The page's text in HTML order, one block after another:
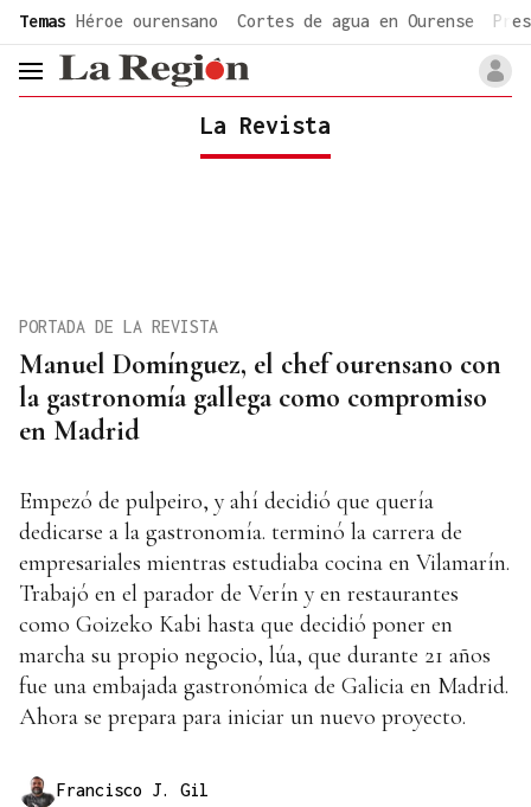
common.go-to-content
Temas Héroe ourensano Cortes de agua en Ourense
header.menu.open
La Revista
Manuel Domínguez, el chef ourensano con
la gastronomía gallega como compromiso
en Madrid
PORTADA DE LA REVISTA
Empezó de pulpeiro, y ahí decidió que quería
dedicarse a la gastronomía. terminó la carrera de
empresariales mientras estudiaba cocina en Vilamarín.
Trabajó en el parador de Verín y en restaurantes
como Goizeko Kabi hasta que decidió poner en
marcha su propio negocio, lúa, que durante 21 años
fue una embajada gastronómica de Galicia en Madrid.
Ahora se prepara para iniciar un nuevo proyecto.
Francisco J. Gil